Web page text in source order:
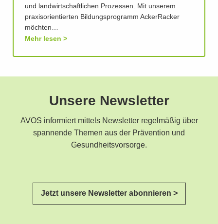
und landwirtschaftlichen Prozessen. Mit unserem
praxisorientierten Bildungsprogramm AckerRacker
möchten…
Mehr lesen
Unsere Newsletter
AVOS informiert mittels Newsletter regelmäßig über
spannende Themen aus der Prävention und
Gesundheitsvorsorge.
Jetzt unsere Newsletter abonnieren >